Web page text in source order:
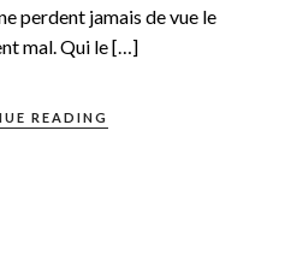
perdent jamais de vue le
mal. Qui le […]
READING